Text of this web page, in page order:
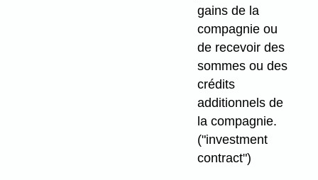
gains de la
compagnie ou
de recevoir des
sommes ou des
crédits
additionnels de
la compagnie.
("investment
contract")